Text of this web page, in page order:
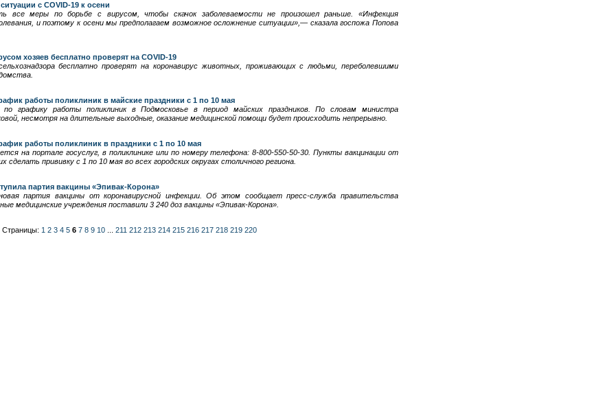
с COVID-19 к осени
все меры по борьбе с вирусом, чтобы скачок заболеваемости не произошел раньше. «Инфекция
и поэтому к осени мы предполагаем возможное осложнение ситуации»,— сказала госпожа Попова
хозяев бесплатно проверят на COVID-19
бесплатно проверят на коронавирус животных, проживающих с людьми, переболевшими
работы поликлиник в майские праздники с 1 по 10 мая
по графику работы поликлиник в Подмосковье в период майских праздников. По словам министра
несмотря на длительные выходные, оказание медицинской помощи будет происходить непрерывно.
работы поликлиник в праздники с 1 по 10 мая
на портале госуслуг, в поликлинике или по номеру телефона: 8-800-550-50-30. Пункты вакцинации от
прививку с 1 по 10 мая во всех городских округах столичного региона.
партия вакцины «Эпивак-Корона»
партия вакцины от коронавирусной инфекции. Об этом сообщает пресс-служба правительства
медицинские учреждения поставили 3 240 доз вакцины «Эпивак-Корона».
Страницы: 1 2 3 4 5 6 7 8 9 10 211 212 213 214 215 216 217 218 219 220